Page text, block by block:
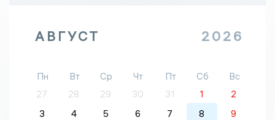
АВГУСТ 2026
Пн Вт Ср Чт Пт Сб
Вс
27
28 29 30 31 1
2
3
4 5 6 7 8
9